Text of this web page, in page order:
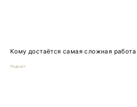
Кому достаётся самая сложная
Подкаст